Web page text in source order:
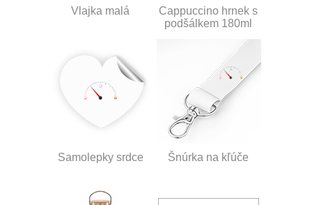
Vlajka malá
Cappuccino hrnek s
podšálkem 180ml
Samolepky srdce Šnúrka na kľúče